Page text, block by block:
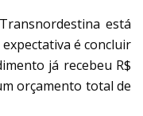
está
expectativa é concluir
já recebeu R$
orçamento total de